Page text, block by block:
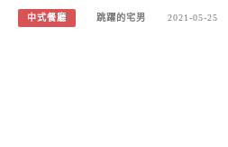
中式餐廳 跳躍的宅男 2021-05-25